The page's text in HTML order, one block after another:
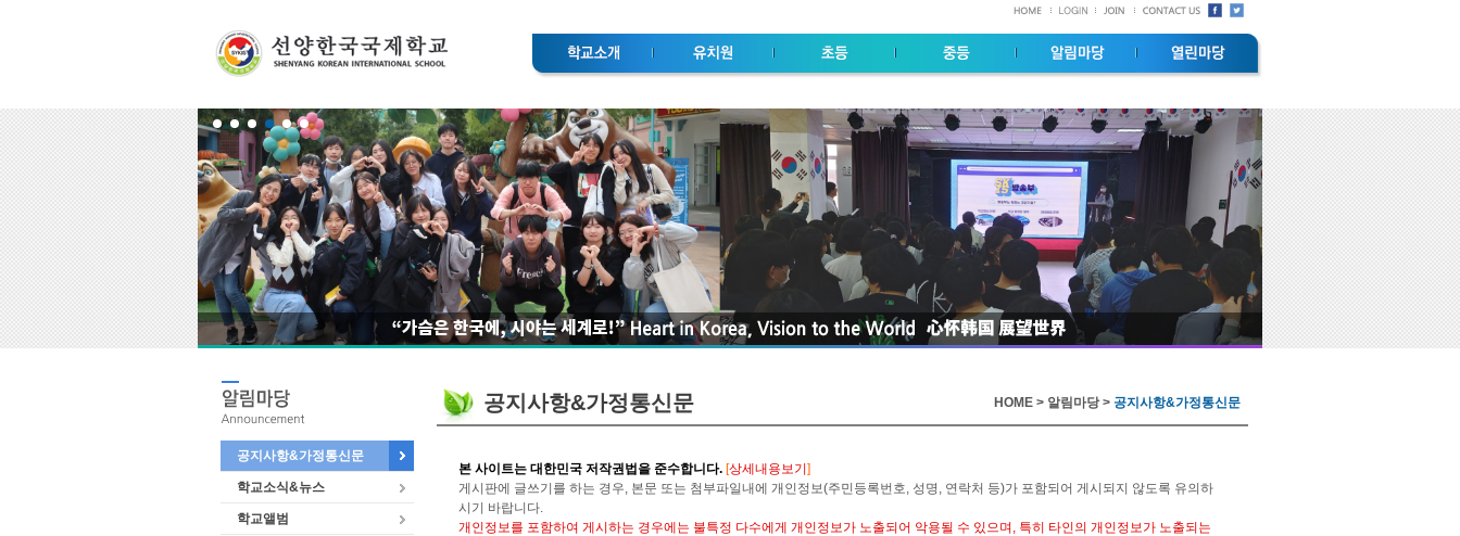
공지사항&가정통신문
학교소식&뉴스
학교앨범
공지사항&가정통신문 HOME > 알림마당 > 공지사항&가정통신문
본 사이트는 대한민국 저작권법을 준수합니다. [상세내용보기 ]
게시판에 글쓰기를 하는 경우, 본문 또는 첨부파일내에 개인정보(주민등록번호, 성명, 연락처 등)가 포함되어 게시되지 않도록 유의하
시기 바랍니다.
개인정보를 포함하여 게시하는 경우에는 불특정 다수에게 개인정보가 노출되어 악용될 수 있으며, 특히 타인의 개인정보가 노출되는